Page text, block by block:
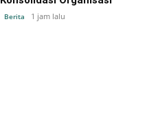
Berita 1 jam lalu